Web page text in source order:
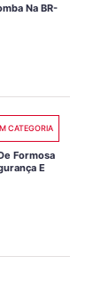
Na BR-
CATEGORIA
Formosa
E